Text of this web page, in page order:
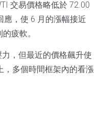
交易價格略低於 72.00
應，使 6 月的漲幅接近
疲軟。
，但最近的價格飆升使
，多個時間框架內的看漲